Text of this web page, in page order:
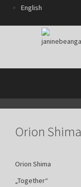
springen
English
Orion Shima
Orion Shima
„Together“